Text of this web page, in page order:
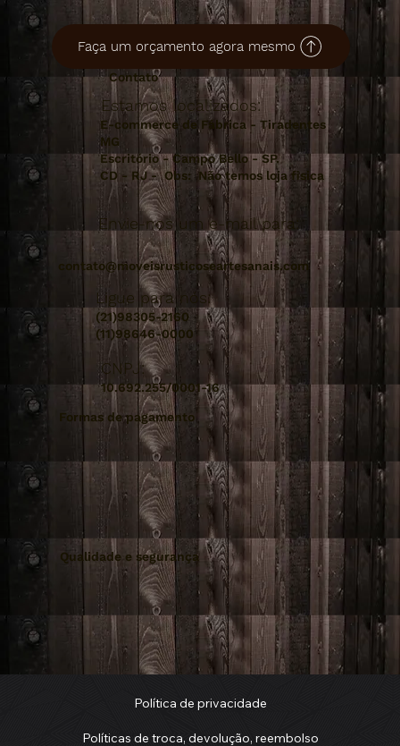
Política de privacidade
Políticas de troca, devolução, reembolso
Faça um orçamento agora mesmo
Contato
Estamos localizados:
E-commerce de Fábrica - Tiradentes
MG
Escritório - Campo Bello - SP.
CD - RJ - Obs: Não temos loja fisica
Envie-nos um e-mail para:
contato@moveisrusticoseartesanais.com
Ligue para nós:
(21)98305-2160
(11)98646-0000
CNPJ:
10.692.255/0001-16
Formas de pagamento
Qualidade e segurança